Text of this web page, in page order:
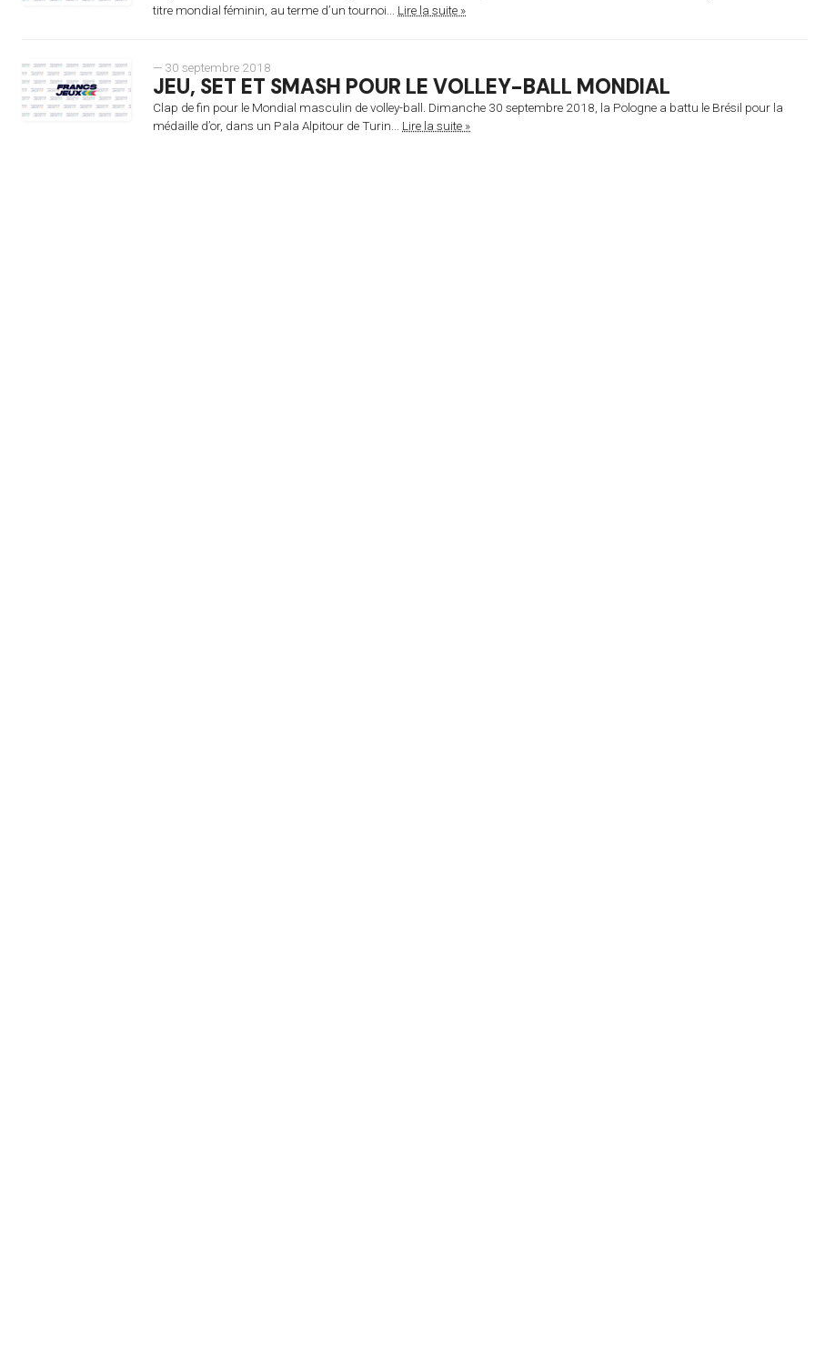
titre mondial féminin, au terme d’un tournoi... Lire la suite »
— 30 septembre 2018
JEU, SET ET SMASH POUR LE VOLLEY-BALL MONDIAL
Clap de fin pour le Mondial masculin de volley-ball. Dimanche 30 septembre 2018, la Pologne a battu le Brésil pour la
médaille d’or, dans un Pala Alpitour de Turin... Lire la suite »